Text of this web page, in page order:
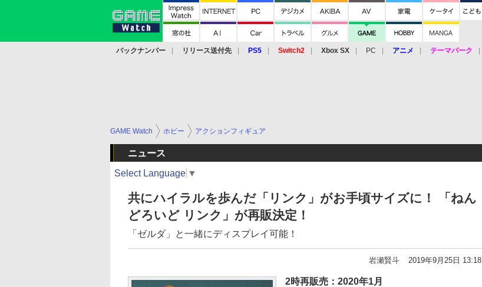
バックナンバー リリース送付先 PS5 Switch2 Xbox SX PC アニメ テーマパーク
GAME Watch ホビー アクションフィギュア
ニュース
Select Language ▼
共にハイラルを歩んだ「リンク」がお手頃サイズに！ 「ねん
どろいど リンク」が再販決定！
「ゼルダ」と一緒にディスプレイ可能！
岩瀬賢斗 2019年9月25日 13:18
2時再販売：2020年1月